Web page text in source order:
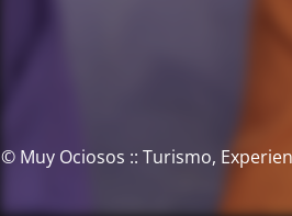
© Muy Ociosos :: Turismo,